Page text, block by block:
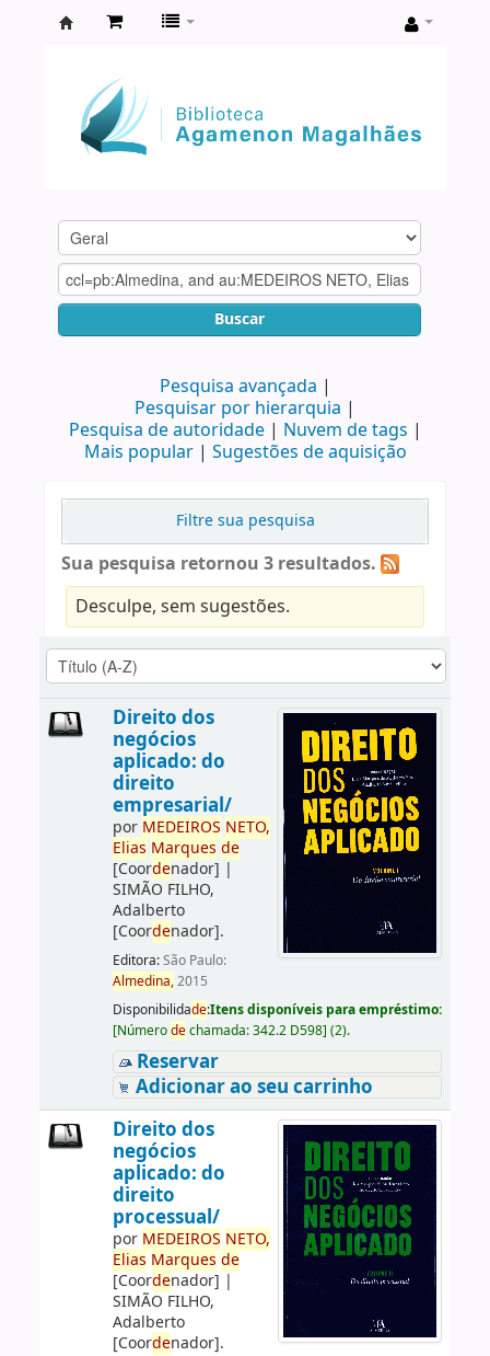
Agamenon
Magalhães
Buscar
Pesquisa avançada
Pesquisar por hierarquia
Pesquisa de autoridade
Nuvem de tags
Mais popular
Sugestões de aquisição
Filtre sua pesquisa
Sua pesquisa retornou 3 resultados.
Desculpe, sem sugestões.
Direito dos
negócios
aplicado: do
direito
empresarial/
por MEDEIROS NETO,
Elias Marques de
[Coordenador] |
SIMÃO FILHO,
Adalberto
[Coordenador].
Editora:São Paulo:
Almedina,2015
Disponibilidade:Itens disponíveis para empréstimo:
[Númerodechamada:342.2 D598] (2).
Reservar
Adicionar ao seu carrinho
Direito dos
negócios
aplicado: do
direito
processual/
por MEDEIROS NETO,
Elias Marques de
[Coordenador] |
SIMÃO FILHO,
Adalberto
[Coordenador].